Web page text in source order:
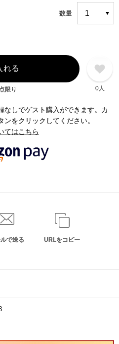
数量
れる
限り 0人
なしでゲスト購入ができます。カ
をクリックしてください。
てはこちら
で送る URLをコピー